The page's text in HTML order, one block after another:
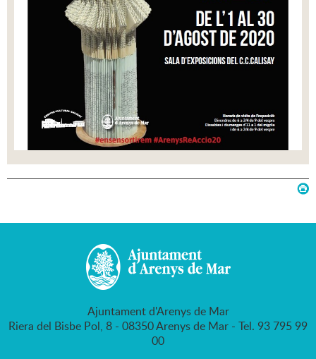
Ajuntament d'Arenys de Mar
Riera del Bisbe Pol, 8 - 08350 Arenys de Mar - Tel. 93 795 99
00